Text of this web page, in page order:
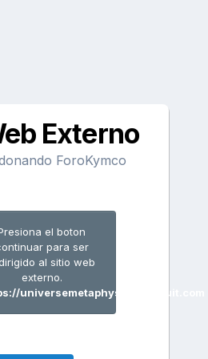
Externo
ForoKymco
el boton
para ser
al sitio web
externo.
universemetaphysicallawsuit.com